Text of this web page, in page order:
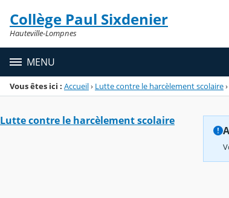
Menu de la rubrique
Contenu
Collège Paul Sixdenier
Hauteville-Lompnes
MENU
Vous êtes ici : Accueil› Lutte contre le harcèlement scolaire›
Lutte contre le harcèlement scolaire